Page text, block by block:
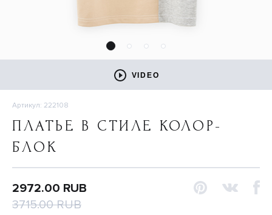
VIDEO
Артикул: 222108
ПЛАТЬЕ В СТИЛЕ КОЛОР-
БЛОК
2972.00 RUB
3715.00 RUB